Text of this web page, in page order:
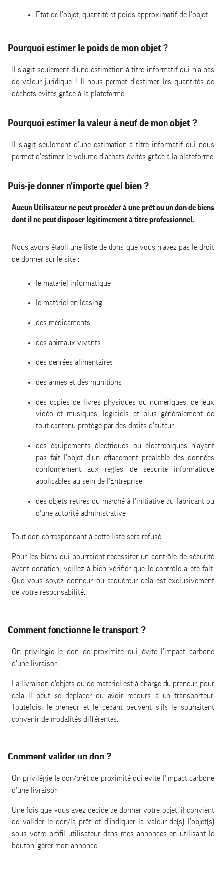
Etat de l'objet, quantité et poids approximatif de l'objet.
Pourquoi estimer le poids de mon objet ?
Il s'agit seulement d'une estimation à titre informatif qui n'a pas
de valeur juridique ! Il nous permet d'estimer les quantités de
déchets évités grâce à la plateforme.
Pourquoi estimer la valeur à neuf de mon objet ?
Il s'agit seulement d'une estimation à titre informatif qui nous
permet d'estimer le volume d'achats évités grâce à la plateforme
Puis-je donner n'importe quel bien ?
Aucun Utilisateur ne peut procéder à une prêt ou un don de biens
dont il ne peut disposer légitimement à titre professionnel.
Nous avons établi une liste de dons que vous n'avez pas le droit
de donner sur le site :
le matériel informatique
le matériel en leasing
des médicaments
des animaux vivants
des denrées alimentaires
des armes et des munitions
des copies de livres physiques ou numériques, de jeux
vidéo et musiques, logiciels et plus généralement de
tout contenu protégé par des droits d'auteur
des équipements électriques ou électroniques n'ayant
pas fait l'objet d'un effacement préalable des données
conformément aux règles de sécurité informatique
applicables au sein de l’Entreprise
des objets retirés du marché à l'initiative du fabricant ou
d'une autorité administrative
Tout don correspondant à cette liste sera refusé.
Pour les biens qui pourraient nécessiter un contrôle de sécurité
avant donation, veillez à bien vérifier que le contrôle a été fait.
Que vous soyez donneur ou acquéreur cela est exclusivement
de votre responsabilité..
Comment fonctionne le transport ?
On privilégie le don de proximité qui évite l'impact carbone
d'une livraison
La livraison d'objets ou de matériel est à charge du preneur, pour
cela il peut se déplacer ou avoir recours à un transporteur.
Toutefois, le preneur et le cédant peuvent s'ils le souhaitent
convenir de modalités différentes.
Comment valider un don ?
On privilégie le don/prêt de proximité qui évite l'impact carbone
d'une livraison
Une fois que vous avez décidé de donner votre objet, il convient
de valider le don/la prêt et d'indiquer la valeur de(s) l'objet(s)
sous votre profil utilisateur dans mes annonces en utilisant le
bouton 'gérer mon annonce'